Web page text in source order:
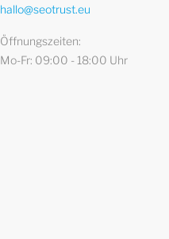
hallo@seotrust.eu
Öffnungszeiten
Mo-Fr: 09:00 - 18:00 Uhr